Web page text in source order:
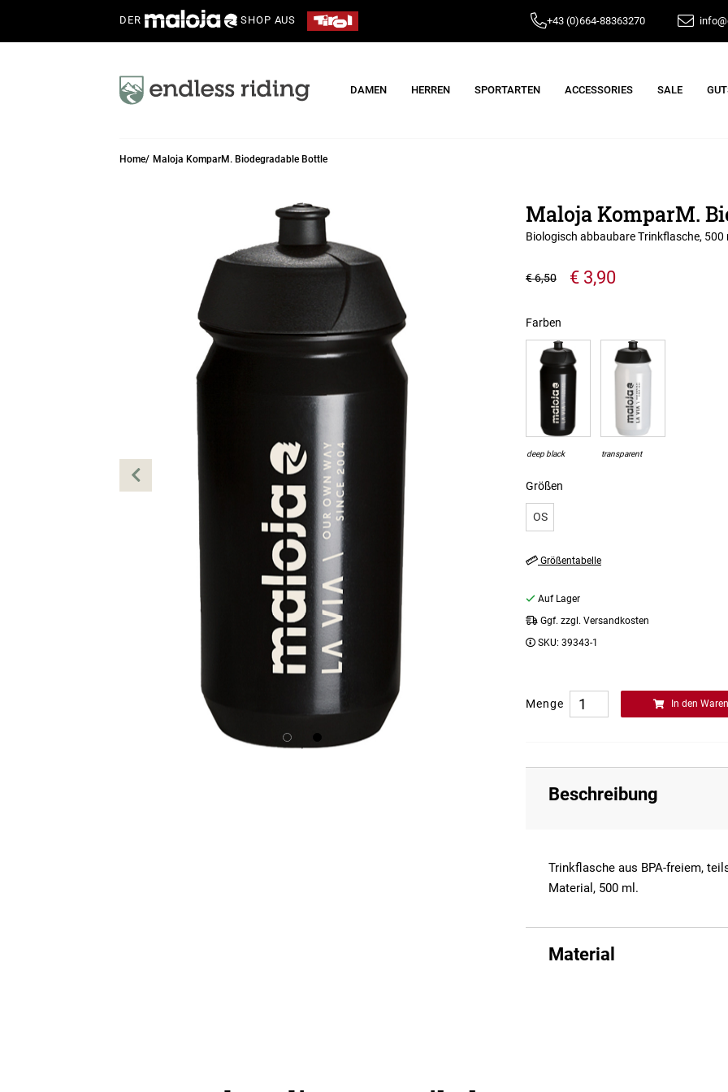
DER SHOP AUS +43 (0)664-88363270
DAMEN HERREN SPORTARTEN ACCESSORIES SALE
Home Maloja KomparM. Biodegradable Bottle
Maloja KomparM.
Biologisch abbaubare Trinkflasche, 500
€ 3,90
€ 6,50
Größen
OS
Farben
deep black transparent
Größentabelle
Auf Lager
Ggf. zzgl. Versandkosten
SKU: 39343-1
Menge In den
Beschreibung
Trinkflasche aus BPA-freiem,
Material, 500 ml.
Material